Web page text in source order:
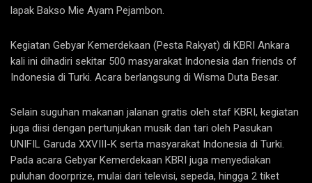
lapak Bakso Mie Ayam Pejambon.
Kegiatan Gebyar Kemerdekaan (Pesta Rakyat) di KBRI Ankara
kali ini dihadiri sekitar 500 masyarakat Indonesia dan friends of
Indonesia di Turki. Acara berlangsung di Wisma Duta Besar.
Selain suguhan makanan jalanan gratis oleh staf KBRI, kegiatan
juga diisi dengan pertunjukan musik dan tari oleh Pasukan
UNIFIL Garuda XXVIII-K serta masyarakat Indonesia di Turki.
Pada acara Gebyar Kemerdekaan KBRI juga menyediakan
puluhan doorprize, mulai dari televisi, sepeda, hingga 2 tiket